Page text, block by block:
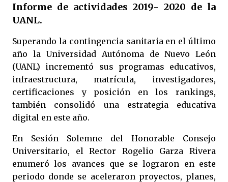
Informe de actividades 2019- 2020 de la
UANL.
Superando la contingencia sanitaria en el último
año la Universidad Autónoma de Nuevo León
(UANL) incrementó sus programas educativos,
infraestructura, matrícula, investigadores,
certificaciones y posición en los rankings,
también consolidó una estrategia educativa
digital en este año.
En Sesión Solemne del Honorable Consejo
Universitario, el Rector Rogelio Garza Rivera
enumeró los avances que se lograron en este
periodo donde se aceleraron proyectos, planes,